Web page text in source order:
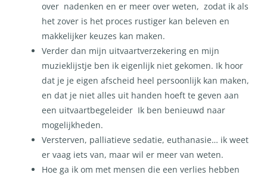
over nadenken en er meer over weten, zodat ik als
het zover is het proces rustiger kan beleven en
makkelijker keuzes kan maken.
Verder dan mijn uitvaartverzekering en mijn
muzieklijstje ben ik eigenlijk niet gekomen. Ik hoor
dat je je eigen afscheid heel persoonlijk kan maken,
en dat je niet alles uit handen hoeft te geven aan
een uitvaartbegeleider Ik ben benieuwd naar
mogelijkheden.
Versterven, palliatieve sedatie, euthanasie… ik weet
er vaag iets van, maar wil er meer van weten.
Hoe ga ik om met mensen die een verlies hebben